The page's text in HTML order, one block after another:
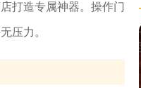
打造专属神器。操作门
压力。